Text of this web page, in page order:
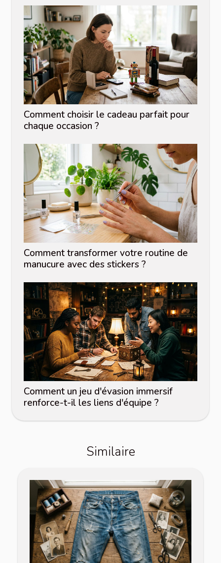
Comment choisir le cadeau parfait pour
chaque occasion ?
Comment transformer votre routine de
manucure avec des stickers ?
Comment un jeu d'évasion immersif
renforce-t-il les liens d'équipe ?
Similaire